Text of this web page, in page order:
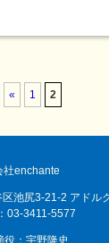
« 1 2
社enchante
池尻3-21-2 アドル
03-3411-5577
役：宇野隆史